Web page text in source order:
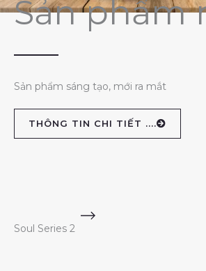
Sản phẩm
Sản phẩm sáng tạo, mới ra mắt
THÔNG TIN CHI TIẾT ....
Soul Series 2